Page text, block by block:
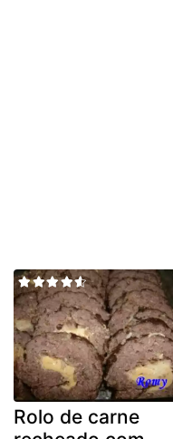
Rolo de carne